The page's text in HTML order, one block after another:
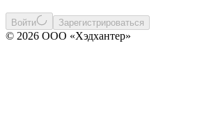
Войти Зарегистрироваться
© 2026 ООО «Хэдхантер»